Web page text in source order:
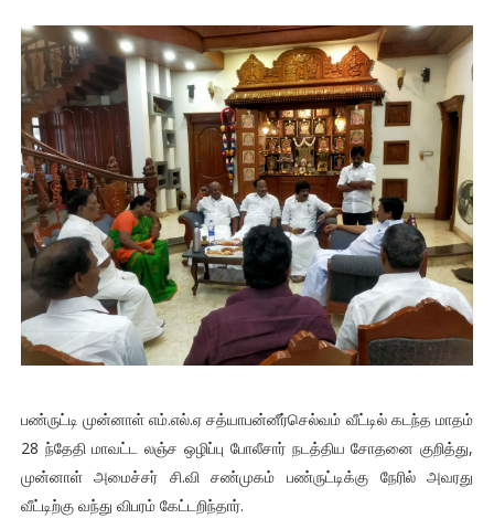
பண்ருட்டி முன்னாள் எம்.எல்.ஏ சத்யாபன்னீர்செல்வம் வீட்டில் கடந்த மாதம்
28 ந்தேதி மாவட்ட லஞ்ச ஒழிப்பு போலீசார் நடத்திய சோதனை குறித்து,
முன்னாள் அமைச்சர் சி.வி சண்முகம் பண்ருட்டிக்கு நேரில் அவரது
வீட்டிற்கு வந்து விபரம் கேட்டறிந்தார்.